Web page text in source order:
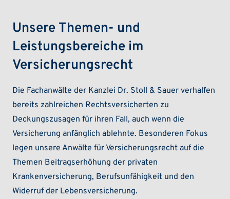
Unsere Themen- und
Leistungsbereiche im
Versicherungsrecht
Die Fachanwälte der Kanzlei Dr. Stoll & Sauer verhalfen
bereits zahlreichen Rechtsversicherten zu
Deckungszusagen für ihren Fall, auch wenn die
Versicherung anfänglich ablehnte. Besonderen Fokus
legen unsere Anwälte für Versicherungsrecht auf die
Themen Beitragserhöhung der privaten
Krankenversicherung, Berufsunfähigkeit und den
Widerruf der Lebensversicherung.